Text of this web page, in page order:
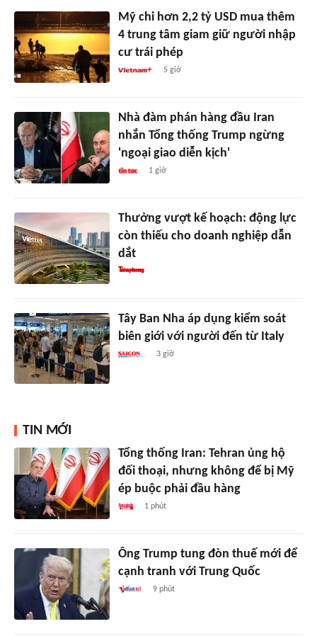
Mỹ chi hơn 2,2 tỷ USD mua thêm
4 trung tâm giam giữ người nhập
cư trái phép
5 giờ
Nhà đàm phán hàng đầu Iran
nhắn Tổng thống Trump ngừng
'ngoại giao diễn kịch'
1 giờ
Thưởng vượt kế hoạch: động lực
còn thiếu cho doanh nghiệp dẫn
dắt
Tây Ban Nha áp dụng kiểm soát
biên giới với người đến từ Italy
3 giờ
TIN MỚI
Tổng thống Iran: Tehran ủng hộ
đối thoại, nhưng không để bị Mỹ
ép buộc phải đầu hàng
1 phút
Ông Trump tung đòn thuế mới để
cạnh tranh với Trung Quốc
9 phút